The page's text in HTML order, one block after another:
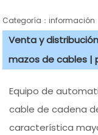
Categoría：
Venta y
mazos de cables |
Equipo de
cable de cadena
característica